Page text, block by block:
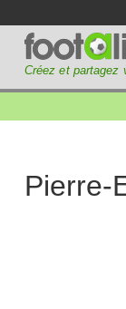
Créez et partagez
Pierre-